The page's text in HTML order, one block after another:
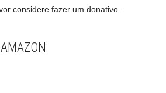
considere fazer um donativo.